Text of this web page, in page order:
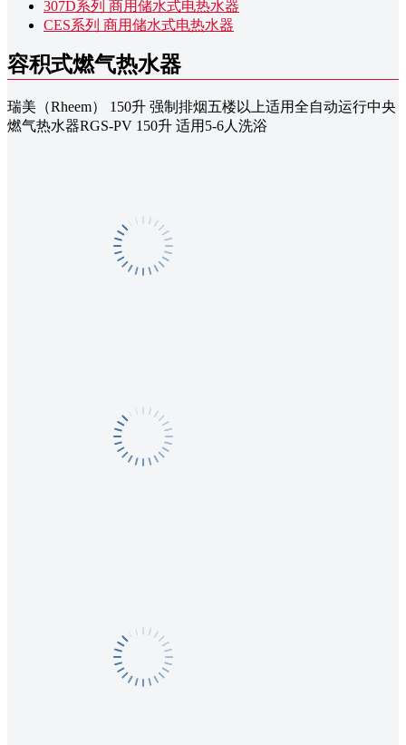
307D系列 商用储水式电热水器
CES系列 商用储水式电热水器
容积式燃气热水器
瑞美（Rheem） 150升 强制排烟五楼以上适用全自动运行中央
燃气热水器RGS-PV 150升 适用5-6人洗浴